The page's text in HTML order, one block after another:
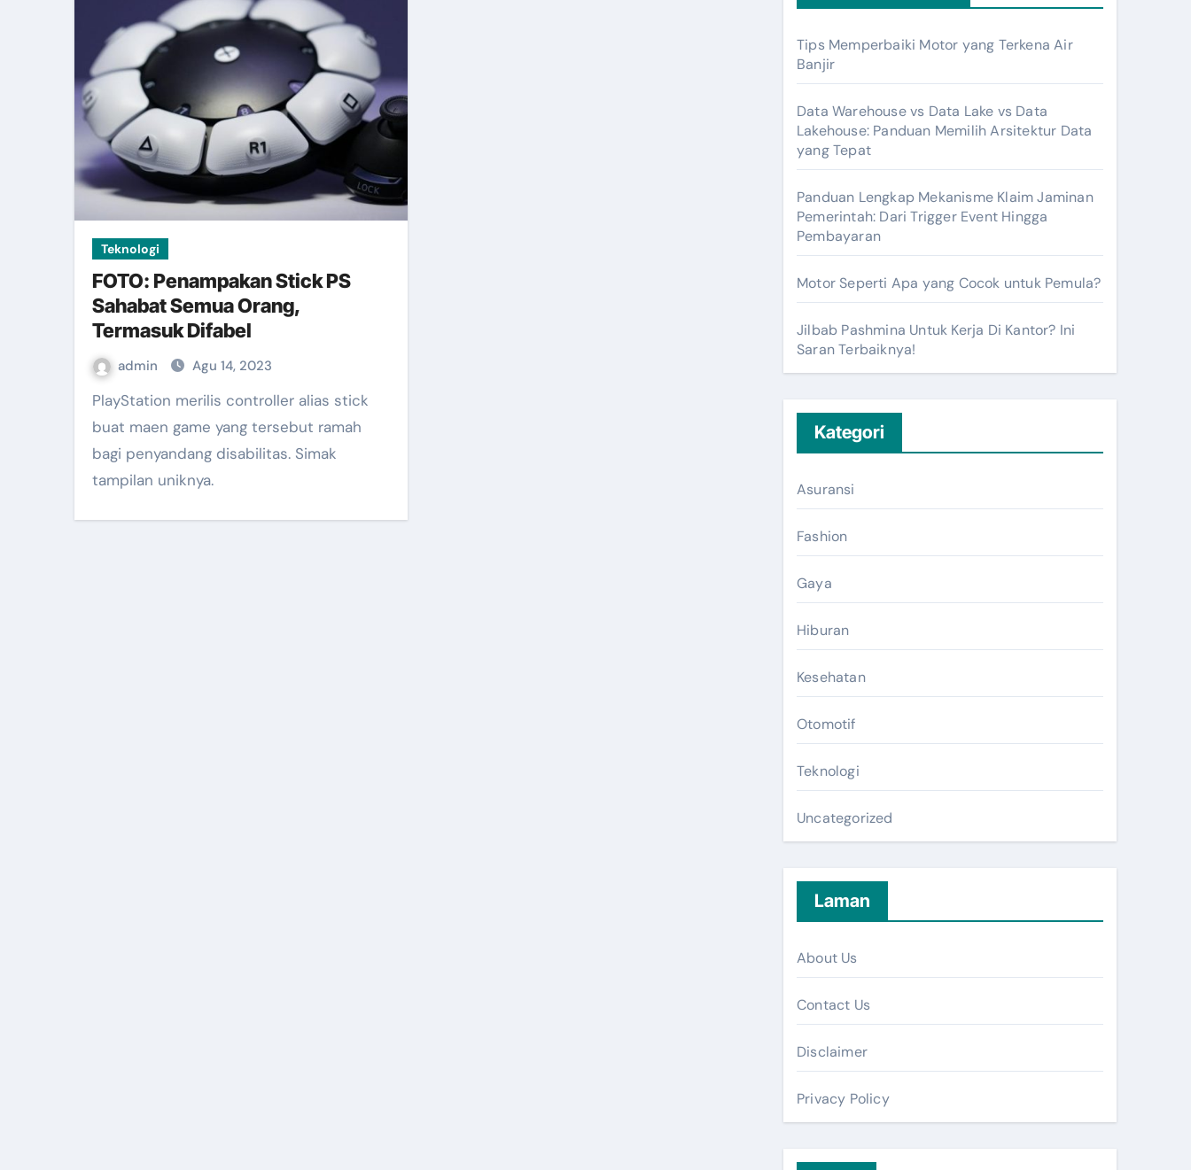
Teknologi
FOTO: Penampakan Stick PS
Sahabat Semua Orang,
Termasuk Difabel
admin Agu 14, 2023
PlayStation merilis controller alias stick
buat maen game yang tersebut ramah
bagi penyandang disabilitas. Simak
tampilan uniknya.
Tips Memperbaiki Motor yang Terkena Air
Banjir
Data Warehouse vs Data Lake vs Data
Lakehouse: Panduan Memilih Arsitektur Data
yang Tepat
Panduan Lengkap Mekanisme Klaim Jaminan
Pemerintah: Dari Trigger Event Hingga
Pembayaran
Motor Seperti Apa yang Cocok untuk Pemula?
Jilbab Pashmina Untuk Kerja Di Kantor? Ini
Saran Terbaiknya!
Kategori
Asuransi
Fashion
Gaya
Hiburan
Kesehatan
Otomotif
Teknologi
Uncategorized
Laman
About Us
Contact Us
Disclaimer
Privacy Policy